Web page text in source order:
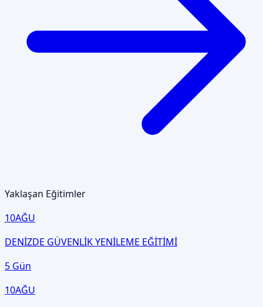
Yaklaşan Eğitimler
10AĞU
DENİZDE GÜVENLİK YENİLEME EĞİTİMİ
5 Gün
10AĞU